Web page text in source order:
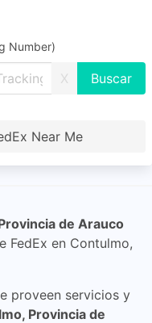
Number)
X
Near Me
de Arauco
FedEx en Contulmo,
proveen servicios y
Provincia de